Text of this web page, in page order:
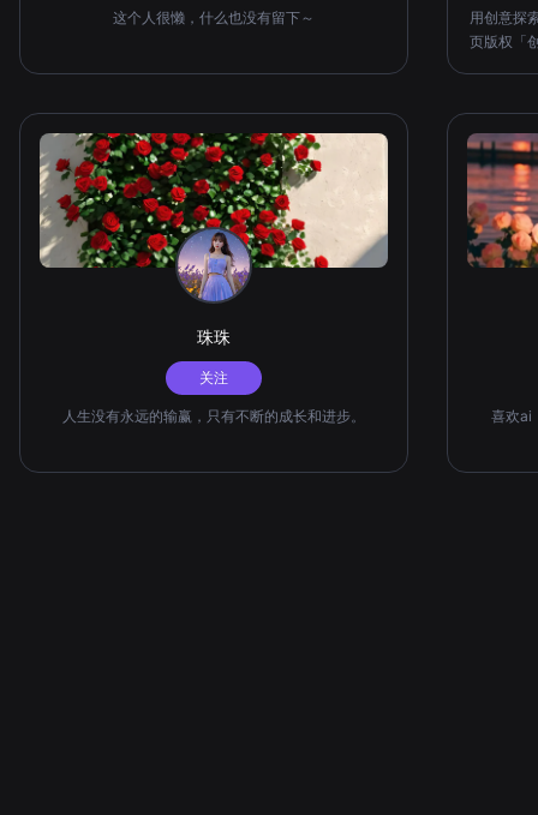
这个人很懒，什么也没有留下～
用创意探
页版权「创
珠珠
关注
人生没有永远的输赢，只有不断的成长和进步。 喜欢ai